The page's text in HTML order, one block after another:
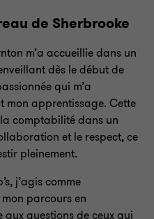
de Sherbrooke
m’a accueillie dans un
dès le début de
qui m’a
mon apprentissage. Cette
comptabilité dans un
et le respect, ce
pleinement.
j’agis comme
parcours en
questions de ceux qui